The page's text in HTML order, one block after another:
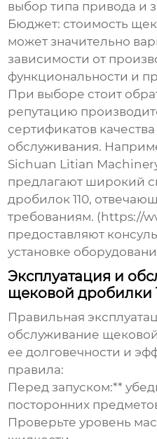
выбор типа привода и
Бюджет: стоимость
может значительно
зависимости от
функциональности и
При выборе стоит
репутацию
сертификатов
обслуживания.
Sichuan Litian
предлагают широкий
дробилок 110,
требованиям. (https://
предоставляют
установке
Эксплуатация и
щековой дробилки
Правильная
обслуживание
ее долговечности и
правила:
Перед запуском:**
посторонних
Проверьте уровень